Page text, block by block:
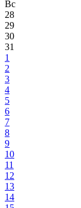
Вс
28
29
30
31
1
2
3
4
5
6
7
8
9
10
11
12
13
14